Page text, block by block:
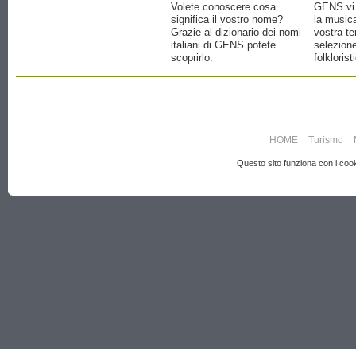
Volete conoscere cosa
significa il vostro nome?
Grazie al dizionario dei nomi
italiani di GENS potete
scoprirlo.
GENS
la
vostra
HOME Turismo
Questo sito funziona con i